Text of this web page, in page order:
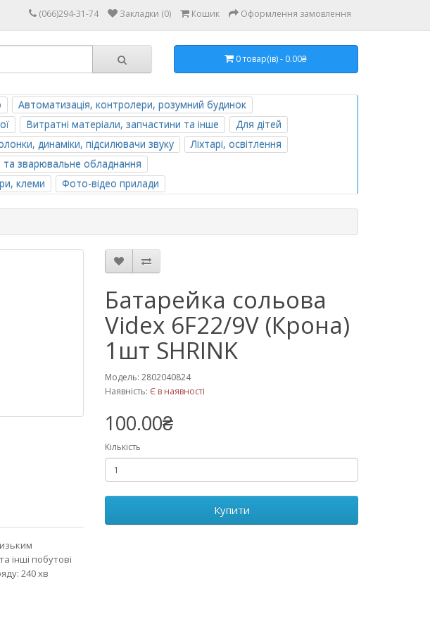
(066)294-31-74 Закладки (0) Кошик Оформлення замовлення
0 товар(ів) - 0.00₴
Автоматизація, контролери, розумний будинок
Витратні матеріали, запчастини та інше
Для дітей
динаміки, підсилювачи звуку
Ліхтарі, освітлення
та зварювальне обладнання
клеми Фото-відео прилади
інші побутові
240 хв
Батарейка сольова
Videx 6F22/9V (Крона)
1шт SHRINK
Модель: 2802040824
Наявність: Є в наявності
100.00₴
Кількість
Купити